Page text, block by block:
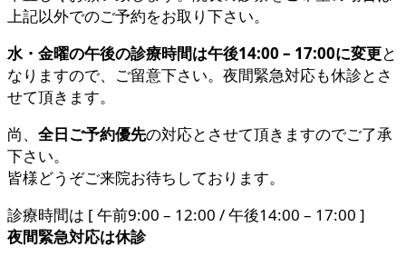
上記以外でのご予約をお取り下さい。
水・金曜の午後の診療時間は午後14:00 – 17:00に変更と
なりますので、ご留意下さい。夜間緊急対応も休診とさ
せて頂きます。
尚、 全日ご予約優先の対応とさせて頂きますのでご了承
下さい。
皆様どうぞご来院お待ちしております。
診療時間は [ 午前9:00 – 12:00 / 午後14:00 – 17:00 ]
夜間緊急対応は休診